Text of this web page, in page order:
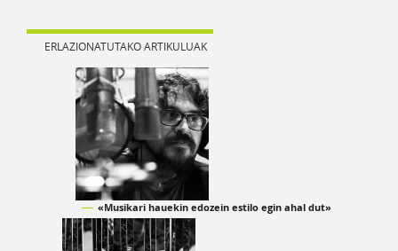
ERLAZIONATUTAKO ARTIKULUAK
«Musikari hauekin edozein estilo egin ahal dut»